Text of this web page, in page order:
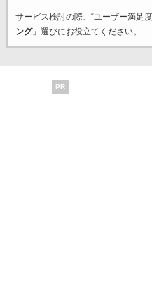
サービス検討の際、“ユーザー満足
ング」選びにお役立てください。
PR